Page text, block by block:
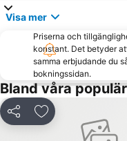
Visa mer
Priserna och
konstant. Det betyder
samma erbjudande du
bokningssidan.
Bland våra
Dela Lägg till i Mina